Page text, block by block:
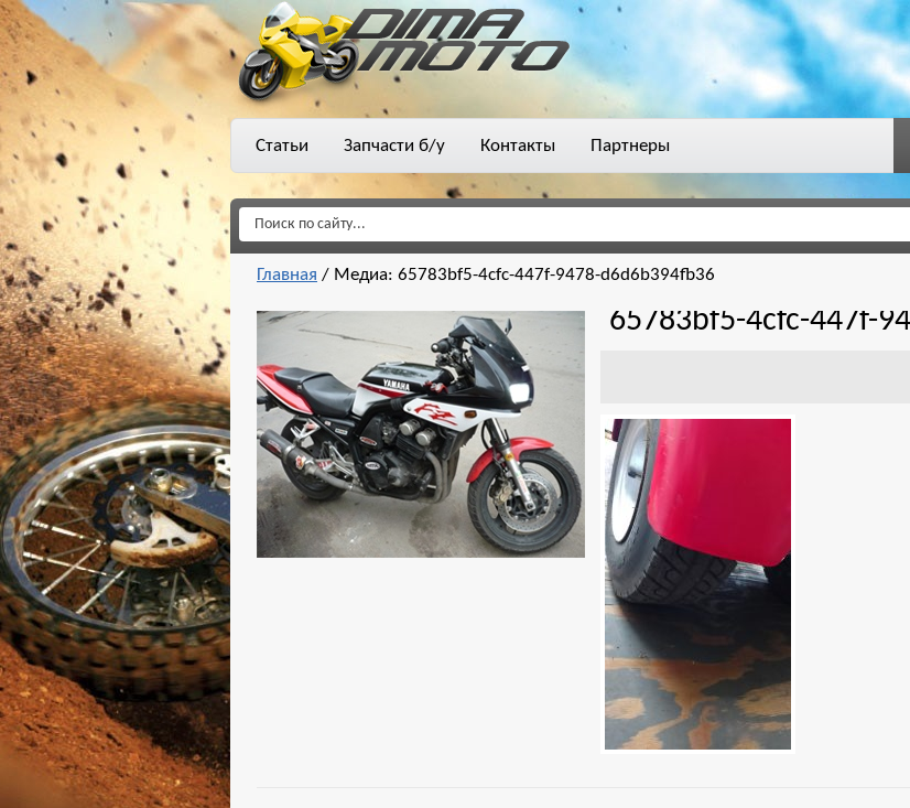
Статьи Запчасти б/у Контакты Партнеры
Главная / Медиа: 65783bf5-4cfc-447f-9478-d6d6b394fb36
65783bf5-4cfc-447f-